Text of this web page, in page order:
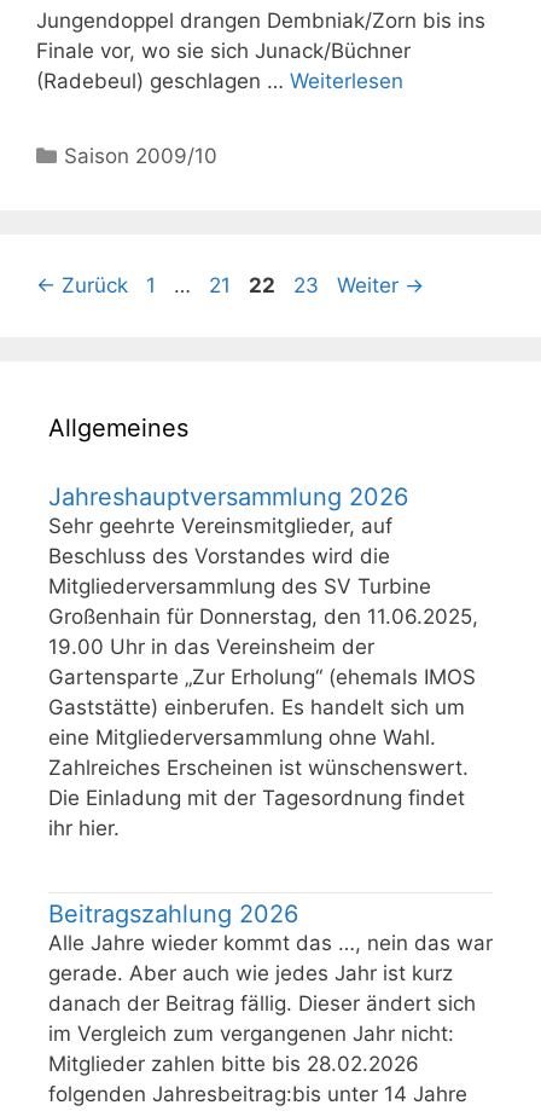
Jungendoppel drangen Dembniak/Zorn bis ins
Finale vor, wo sie sich Junack/Büchner
(Radebeul) geschlagen … Weiterlesen
Kategorien
Saison 2009/10
← Zurück Seite
1 … Seite
21 Seite
22 Seite
23 Weiter →
Allgemeines
Jahreshauptversammlung 2026
Sehr geehrte Vereinsmitglieder, auf
Beschluss des Vorstandes wird die
Mitgliederversammlung des SV Turbine
Großenhain für Donnerstag, den 11.06.2025,
19.00 Uhr in das Vereinsheim der
Gartensparte „Zur Erholung“ (ehemals IMOS
Gaststätte) einberufen. Es handelt sich um
eine Mitgliederversammlung ohne Wahl.
Zahlreiches Erscheinen ist wünschenswert.
Die Einladung mit der Tagesordnung findet
ihr hier.
Beitragszahlung 2026
Alle Jahre wieder kommt das …, nein das war
gerade. Aber auch wie jedes Jahr ist kurz
danach der Beitrag fällig. Dieser ändert sich
im Vergleich zum vergangenen Jahr nicht:
Mitglieder zahlen bitte bis 28.02.2026
folgenden Jahresbeitrag:bis unter 14 Jahre